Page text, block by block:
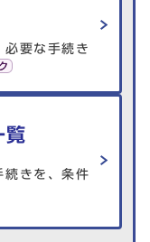
必要な手続き
覧
続きを、条件